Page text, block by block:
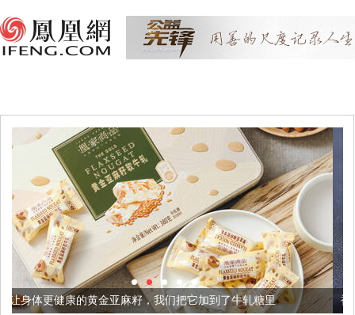
亚麻籽，我们把它加到了牛轧糖里 被列入佛家七宝的它到